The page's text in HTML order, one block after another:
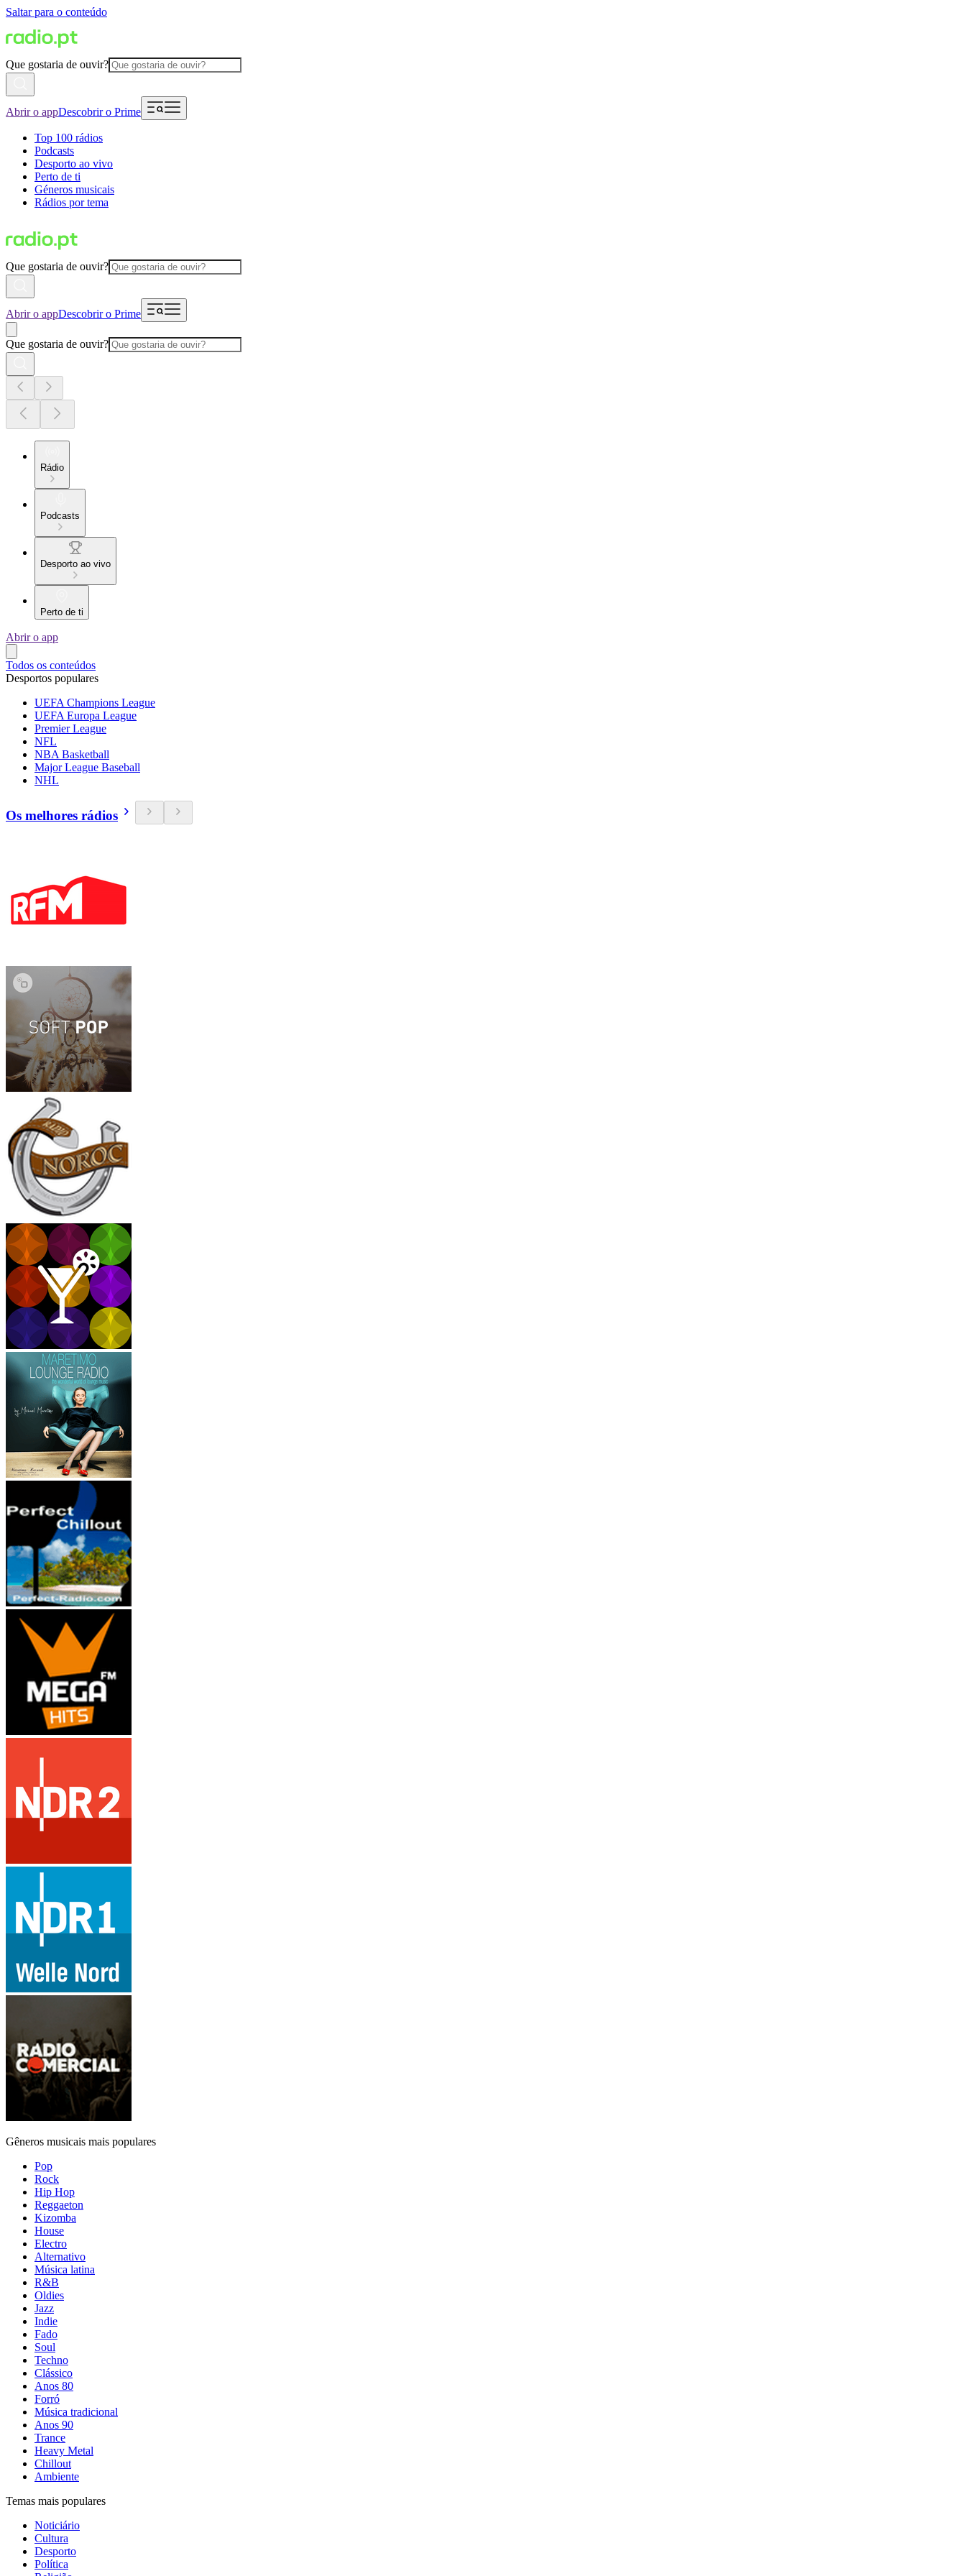
Saltar para o conteúdo
Que gostaria de ouvir?
Abrir o appDescobrir o Prime
Top 100 rádios
Podcasts
Desporto ao vivo
Perto de ti
Géneros musicais
Rádios por tema
Que gostaria de ouvir?
Abrir o appDescobrir o Prime
Que gostaria de ouvir?
Rádio
Podcasts
Desporto ao vivo
Perto de ti
Abrir o app
Todos os conteúdos
Desportos populares
UEFA Champions League
UEFA Europa League
Premier League
NFL
NBA Basketball
Major League Baseball
NHL
Os melhores rádios
Gêneros musicais mais populares
Pop
Rock
Hip Hop
Reggaeton
Kizomba
House
Electro
Alternativo
Música latina
R&B
Oldies
Jazz
Indie
Fado
Soul
Techno
Clássico
Anos 80
Forró
Música tradicional
Anos 90
Trance
Heavy Metal
Chillout
Ambiente
Temas mais populares
Noticiário
Cultura
Desporto
Política